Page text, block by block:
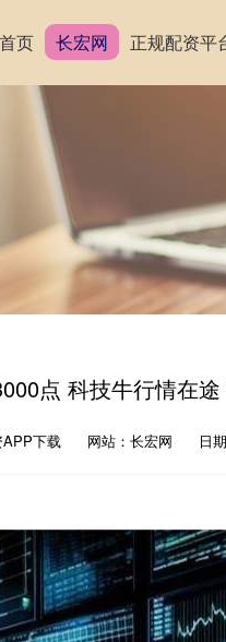
首页 长宏网 正规配资平
点 科技牛行情在
下载 网站：长宏网 日